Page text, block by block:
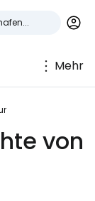
Mehr
von